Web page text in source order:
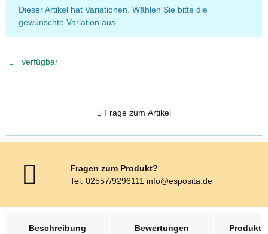
x
Dieser Artikel hat Variationen. Wählen Sie bitte die
gewünschte Variation aus.
verfügbar
Frage zum Artikel
Fragen zum Produkt?
Tel: 02557/9296111 info@esposita.de
Beschreibung
Bewertungen